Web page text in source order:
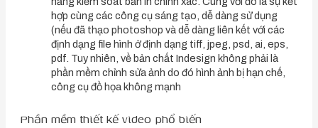
hợp cùng các công cụ sáng tạo, dễ dàng sử dụng
(nếu đã thạo photoshop và dễ dàng liên kết với các
định dạng file hình ở định dạng tiff, jpeg, psd, ai, eps,
pdf. Tuy nhiên, về bản chất Indesign không phải là
phần mềm chỉnh sửa ảnh do đó hình ảnh bị hạn chế,
công cụ đồ họa không mạnh
Phần mềm thiết kế video phổ biến